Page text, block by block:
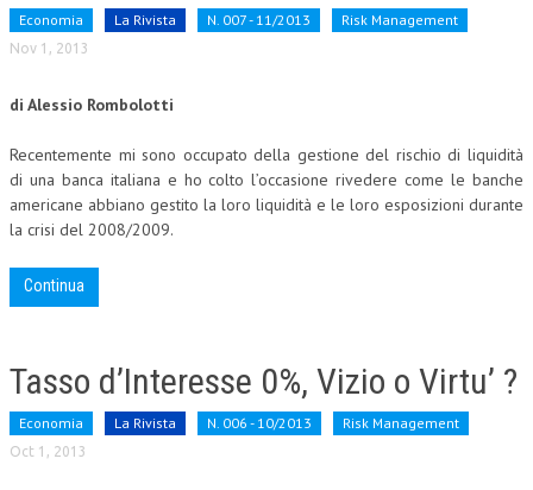
Economia La Rivista N. 007 - 11/2013 Risk Management
Nov 1, 2013
di Alessio Rombolotti
Recentemente mi sono occupato della gestione del rischio di liquidità
di una banca italiana e ho colto l’occasione rivedere come le banche
americane abbiano gestito la loro liquidità e le loro esposizioni durante
la crisi del 2008/2009.
Continua
Tasso d’Interesse 0%, Vizio o Virtu’ ?
Economia La Rivista N. 006 - 10/2013 Risk Management
Oct 1, 2013